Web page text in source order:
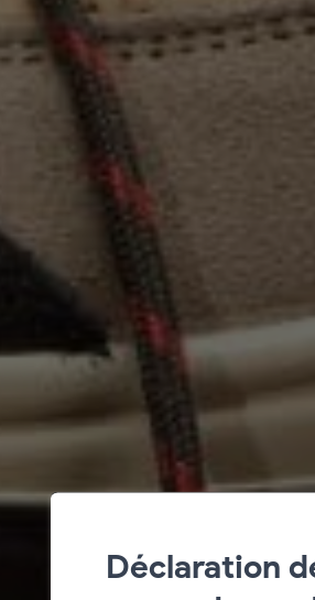
Déclaration